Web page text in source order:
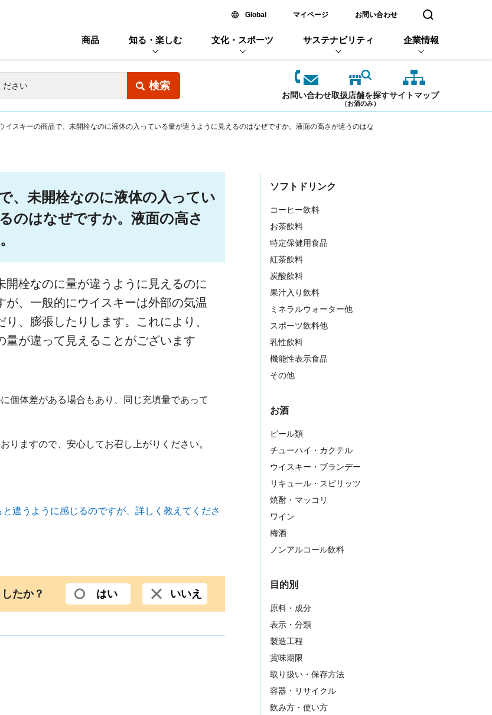
Global新しいウィンドウで開く
マイページ お問い合わせ 検索窓を開く
商品 知る・楽しむ 文化・スポーツ サステナビリティ 企業情報
お問い合わせ取扱店舗を探す
（お酒のみ）
サイトマップ
イスキーの商品で、未開栓なのに液体の入っている量が違うように見えるのはなぜですか。液面の高さが違うのはな
、未開栓なのに液体の入ってい
のはなぜですか。液面の高さ
開栓なのに量が違うように見えるのに
が、一般的にウイスキーは外部の気温
、膨張したりします。これにより、
量が違って見えることがございます
個体差がある場合もあり、同じ充填量であって
りますので、安心してお召し上がりください。
違うように感じるのですが、詳しく教えてくださ
たか？ はい いいえ
ソフトドリンク
コーヒー飲料
お茶飲料
特定保健用食品
紅茶飲料
炭酸飲料
果汁入り飲料
ミネラルウォーター他
スポーツ飲料他
乳性飲料
機能性表示食品
その他
お酒
ビール類
チューハイ・カクテル
ウイスキー・ブランデー
リキュール・スピリッツ
焼酎・マッコリ
ワイン
梅酒
ノンアルコール飲料
目的別
原料・成分
表示・分類
製造工程
賞味期限
取り扱い・保存方法
容器・リサイクル
飲み方・使い方